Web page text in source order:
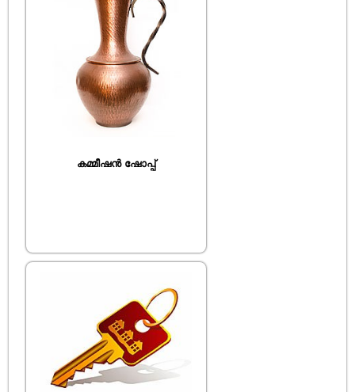
കമ്മീഷൻ ഷോപ്പ്